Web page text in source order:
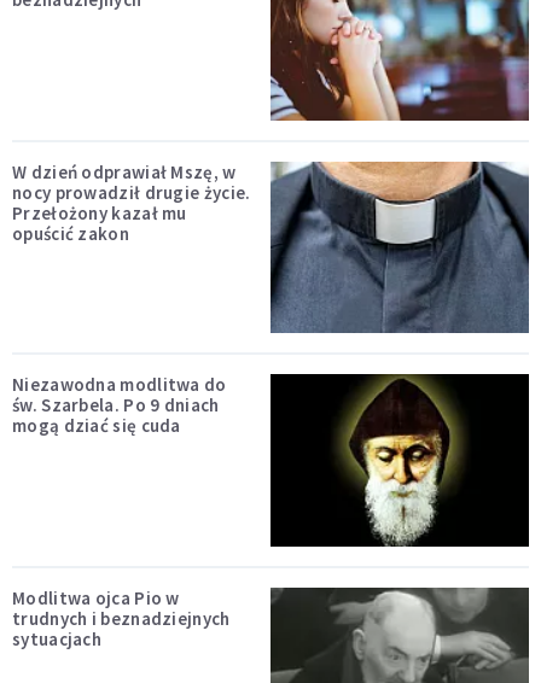
W dzień odprawiał Mszę, w
nocy prowadził drugie życie.
Przełożony kazał mu
opuścić zakon
Niezawodna modlitwa do
św. Szarbela. Po 9 dniach
mogą dziać się cuda
Modlitwa ojca Pio w
trudnych i beznadziejnych
sytuacjach